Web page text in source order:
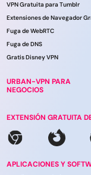
VPN Gratuita para Tumblr
Extensiones de Navegador
Fuga de WebRTC
Fuga de DNS
Gratis Disney VPN
URBAN-VPN PARA
NEGOCIOS
EXTENSIÓN GRATUITA
APLICACIONES Y